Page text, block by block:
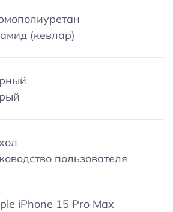
(кевлар)
пользователя
iPhone 15 Pro Max